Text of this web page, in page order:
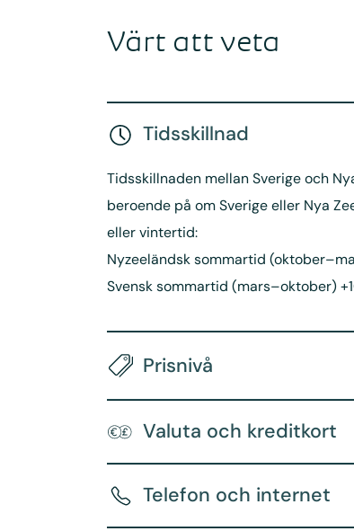
Värt att veta
Tidsskillnad
Tidsskillnaden mellan Sverige och
beroende på om Sverige eller Nya
eller vintertid:
Nyzeeländsk sommartid
Svensk sommartid (mars–oktober)
Prisnivå
Valuta och kreditkort
Telefon och internet